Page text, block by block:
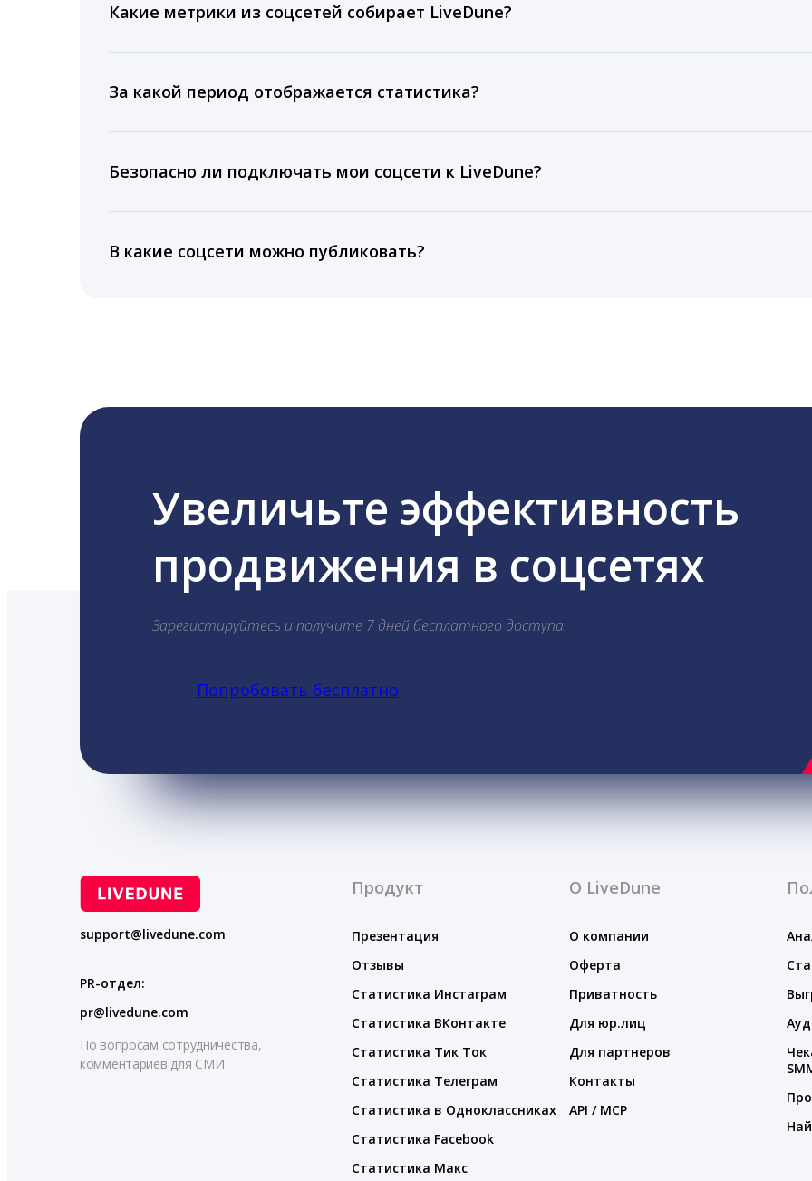
Какие метрики из соцсетей собирает LiveDune?
время для публикации, показываем лучшие посты и присылаем автоматические отчеты с
За какой период отображается статистика?
подключении тарифа Блогер. При оплате тарифа Бизнес отображаются сведения за 3 года, а
5 лет.
Безопасно ли подключать мои соцсети к LiveDune?
информацию третьим лицам.
В какие соцсети можно публиковать?
Увеличьте эффективность
продвижения в соцсетях
Зарегистируйтесь и получите 7 дней бесплатного доступа.
Попробовать бесплатно
support@livedune.com
PR-отдел:
pr@livedune.com
По вопросам сотрудничества,
комментариев для СМИ
Продукт
Презентация
Отзывы
Статистика Инстаграм
Статистика ВКонтакте
Статистика Тик Ток
Статистика Телеграм
Статистика в Одноклассниках
Статистика Facebook
Статистика Макс
О LiveDune
О компании
Оферта
Приватность
Для юр.лиц
Для партнеров
Контакты
API / MCP